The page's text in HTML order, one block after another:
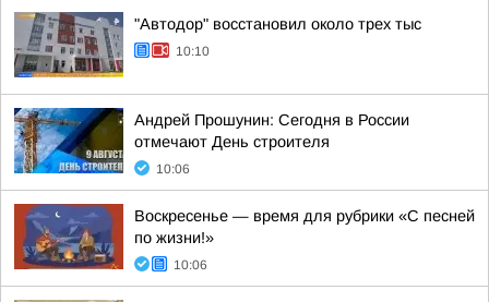
"Автодор" восстановил около трех тыс
10:10
Андрей Прошунин: Сегодня в России
отмечают День строителя
10:06
Воскресенье — время для рубрики «С песней
по жизни!»
10:06